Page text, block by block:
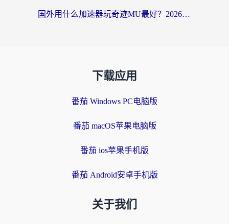
国外用什么加速器玩奇迹MU最好？2026海外玩家国服游戏加速全攻略
下载应用
番茄 Windows PC电脑版
番茄 macOS苹果电脑版
番茄 ios苹果手机版
番茄 Android安卓手机版
关于我们